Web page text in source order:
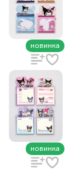
новинка
новинка